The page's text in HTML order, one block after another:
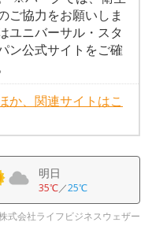
ご協力をお願いしま
ユニバーサル・スタ
ン公式サイトをご確
か、関連サイトはこ
明日
35℃／25℃
式会社ライフビジネスウェザー